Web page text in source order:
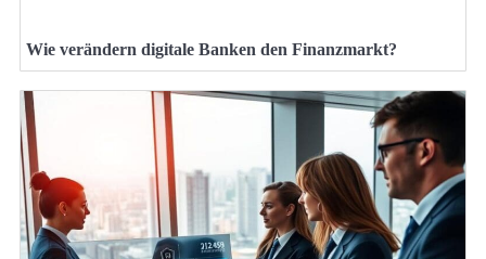
Wie verändern digitale Banken den Finanzmarkt?